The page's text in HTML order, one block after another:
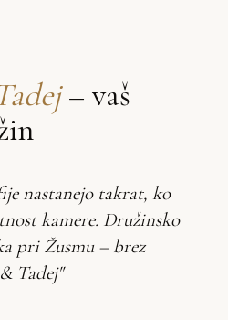
– vaš
nastanejo takrat, ko
kamere. Družinsko
pri Žusmu – brez
Tadej"